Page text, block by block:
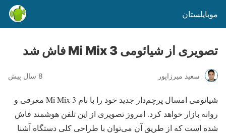
موبایلستان
تصویری از شیائومی Mi Mix 3 فاش شد
سعید میرزاپور 8 سال پیش
شیائومی امسال پرچم‌دار جدید خود را با نام Mi Mix 3 معرفی و
روانه بازار خواهد کرد. امروز تصویری از این تلفن هوشمند فاش
شده است که از طریق آن می‌توان با طراحی کلی دستگاه آشنا